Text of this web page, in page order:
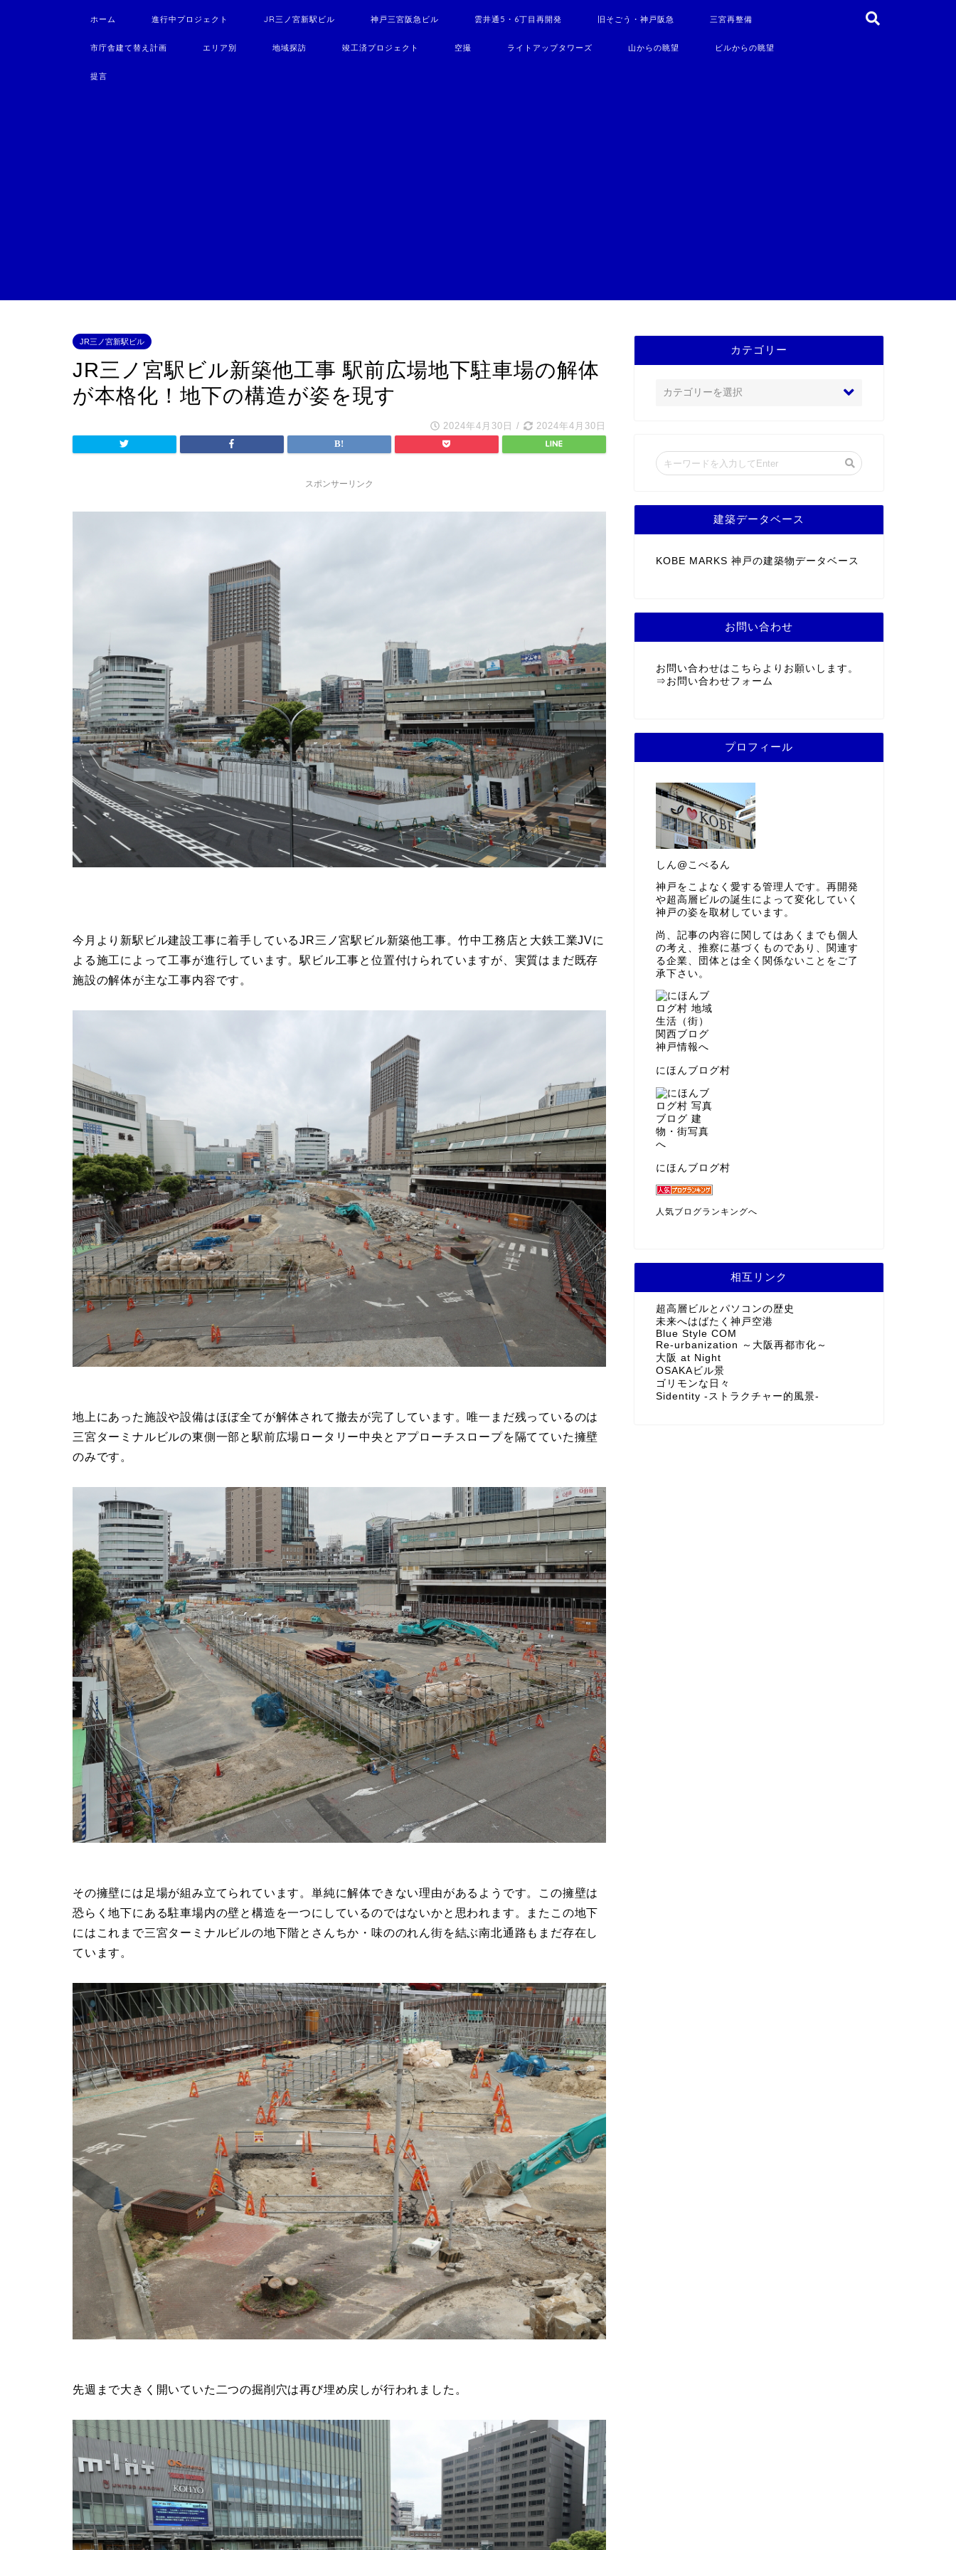
ホーム 進行中プロジェクト JR三ノ宮新駅ビル 神戸三宮阪急ビル 雲井通5・6丁目再開発 旧そごう・神戸阪急 三宮再整備
市庁舎建て替え計画 エリア別 地域探訪 竣工済プロジェクト 空撮 ライトアップタワーズ 山からの眺望 ビルからの眺望
提言
JR三ノ宮新駅ビル
JR三ノ宮駅ビル新築他工事 駅前広場地下駐車場の解体
が本格化！地下の構造が姿を現す
2024年4月30日 / 2024年4月30日
スポンサーリンク
今月より新駅ビル建設工事に着手しているJR三ノ宮駅ビル新築他工事。竹中工務店と大鉄工業JVに
よる施工によって工事が進行しています。駅ビル工事と位置付けられていますが、実質はまだ既存
施設の解体が主な工事内容です。
地上にあった施設や設備はほぼ全てが解体されて撤去が完了しています。唯一まだ残っているのは
三宮ターミナルビルの東側一部と駅前広場ロータリー中央とアプローチスロープを隔てていた擁壁
のみです。
その擁壁には足場が組み立てられています。単純に解体できない理由があるようです。この擁壁は
恐らく地下にある駐車場内の壁と構造を一つにしているのではないかと思われます。またこの地下
にはこれまで三宮ターミナルビルの地下階とさんちか・味ののれん街を結ぶ南北通路もまだ存在し
ています。
先週まで大きく開いていた二つの掘削穴は再び埋め戻しが行われました。
カテゴリー
建築データベース
KOBE MARKS 神戸の建築物データベース
お問い合わせ
お問い合わせはこちらよりお願いします。
⇒ お問い合わせフォーム
プロフィール
しん@こべるん
神戸をこよなく愛する管理人です。再開発
や超高層ビルの誕生によって変化していく
神戸の姿を取材しています。
尚、記事の内容に関してはあくまでも個人
の考え、推察に基づくものであり、関連す
る企業、団体とは全く関係ないことをご了
承下さい。
にほんブログ村
にほんブログ村
人気ブログランキングへ
相互リンク
超高層ビルとパソコンの歴史
未来へはばたく神戸空港
Blue Style COM
Re-urbanization ～大阪再都市化～
大阪 at Night
OSAKAビル景
ゴリモンな日々
Sidentity -ストラクチャー的風景-